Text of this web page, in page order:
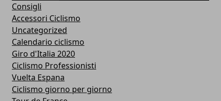
Consigli
Accessori Ciclismo
Uncategorized
Calendario ciclismo
Giro d'Italia 2020
Ciclismo Professionisti
Vuelta Espana
Ciclismo giorno per giorno